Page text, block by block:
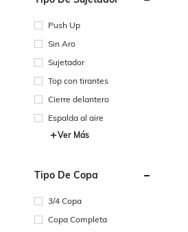
Push Up
Sin Aro
Sujetador
Top con tirantes
Cierre delantero
Espalda al aire
Ver Más
Tipo De Copa
3/4 Copa
Copa Completa